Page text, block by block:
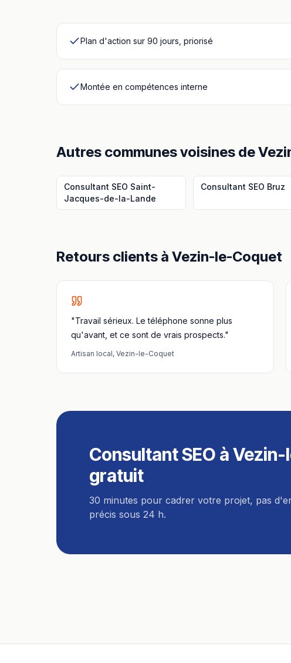
Plan d'action sur 90 jours, priorisé
Montée en compétences interne
Autres communes voisines de
Consultant SEO Saint-
Jacques-de-la-Lande
Consultant SEO Bruz
Retours clients à Vezin-le-Coquet
"Travail sérieux. Le téléphone sonne plus
qu'avant, et ce sont de vrais prospects."
Artisan local, Vezin-le-Coquet
Consultant SEO à
gratuit
30 minutes pour cadrer votre projet, pas
précis sous 24 h.